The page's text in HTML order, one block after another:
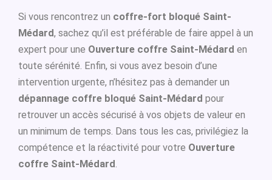
Si vous rencontrez un coffre-fort bloqué Saint-
Médard, sachez qu’il est préférable de faire appel à un
expert pour une Ouverture coffre Saint-Médard en
toute sérénité. Enfin, si vous avez besoin d’une
intervention urgente, n’hésitez pas à demander un
dépannage coffre bloqué Saint-Médard pour
retrouver un accès sécurisé à vos objets de valeur en
un minimum de temps. Dans tous les cas, privilégiez la
compétence et la réactivité pour votre Ouverture
coffre Saint-Médard.